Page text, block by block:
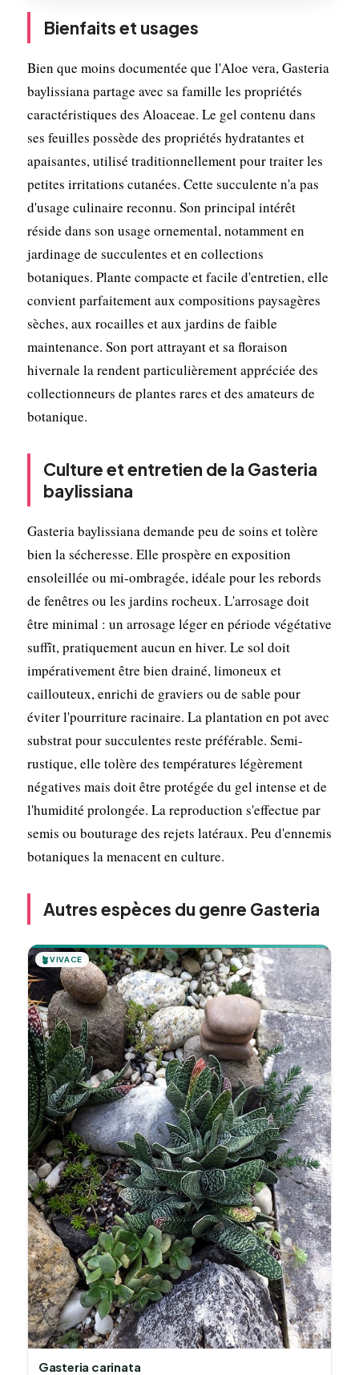
Bienfaits et usages
Bien que moins documentée que l'Aloe vera, Gasteria
baylissiana partage avec sa famille les propriétés
caractéristiques des Aloaceae. Le gel contenu dans
ses feuilles possède des propriétés hydratantes et
apaisantes, utilisé traditionnellement pour traiter les
petites irritations cutanées. Cette succulente n'a pas
d'usage culinaire reconnu. Son principal intérêt
réside dans son usage ornemental, notamment en
jardinage de succulentes et en collections
botaniques. Plante compacte et facile d'entretien, elle
convient parfaitement aux compositions paysagères
sèches, aux rocailles et aux jardins de faible
maintenance. Son port attrayant et sa floraison
hivernale la rendent particulièrement appréciée des
collectionneurs de plantes rares et des amateurs de
botanique.
Culture et entretien de la Gasteria
baylissiana
Gasteria baylissiana demande peu de soins et tolère
bien la sécheresse. Elle prospère en exposition
ensoleillée ou mi-ombragée, idéale pour les rebords
de fenêtres ou les jardins rocheux. L'arrosage doit
être minimal : un arrosage léger en période végétative
suffît, pratiquement aucun en hiver. Le sol doit
impérativement être bien drainé, limoneux et
caillouteux, enrichi de graviers ou de sable pour
éviter l'pourriture racinaire. La plantation en pot avec
substrat pour succulentes reste préférable. Semi-
rustique, elle tolère des températures légèrement
négatives mais doit être protégée du gel intense et de
l'humidité prolongée. La reproduction s'effectue par
semis ou bouturage des rejets latéraux. Peu d'ennemis
botaniques la menacent en culture.
Autres espèces du genre Gasteria
🪴VIVACE
Gasteria carinata